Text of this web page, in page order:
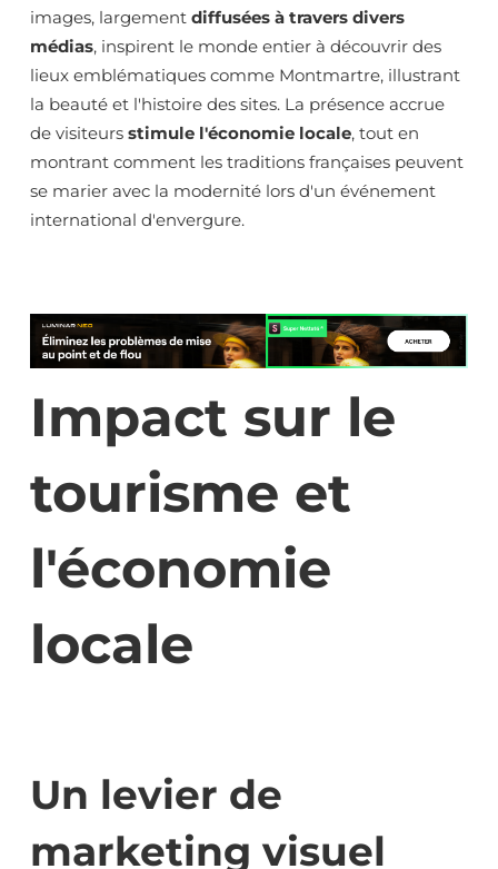
images, largement diffusées à travers divers
médias, inspirent le monde entier à découvrir des
lieux emblématiques comme Montmartre, illustrant
la beauté et l'histoire des sites. La présence accrue
de visiteurs stimule l'économie locale, tout en
montrant comment les traditions françaises peuvent
se marier avec la modernité lors d'un événement
international d'envergure.
Impact sur le
tourisme et
l'économie
locale
Un levier de
marketing visuel